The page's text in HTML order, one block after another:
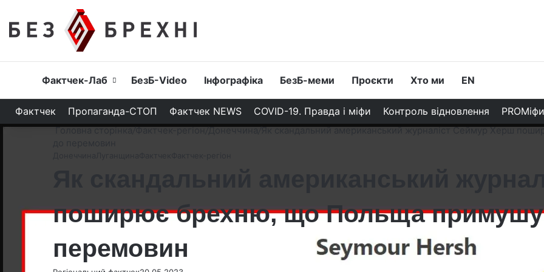
Головна
Фактчек-Лаб БезБ-Video Інфографіка БезБ-меми Проєкти Хто ми EN
Фактчек Пропаганда-СТОП Фактчек NEWS COVID-19. Правда і міфи Контроль відновлення PROМіфи
Головна сторінка/Фактчек-регіон/Донеччина/Як скандальний американський журналіст Сеймур Херш
Як скандальний американський
поширює брехню, що Польща
перемовин